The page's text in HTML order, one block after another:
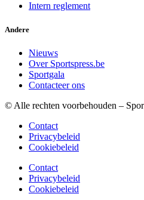
Intern reglement
Andere
Nieuws
Over Sportspress.be
Sportgala
Contacteer ons
© Alle rechten voorbehouden –
Contact
Privacybeleid
Cookiebeleid
Contact
Privacybeleid
Cookiebeleid